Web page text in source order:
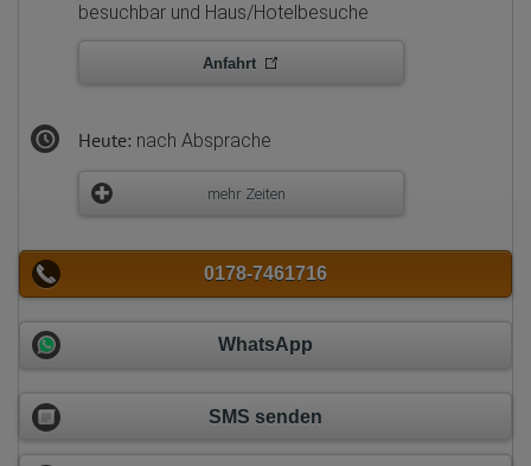
besuchbar und Haus/Hotelbesuche
Anfahrt
Heute: nach Absprache
mehr Zeiten
0178-7461716
WhatsApp
SMS senden